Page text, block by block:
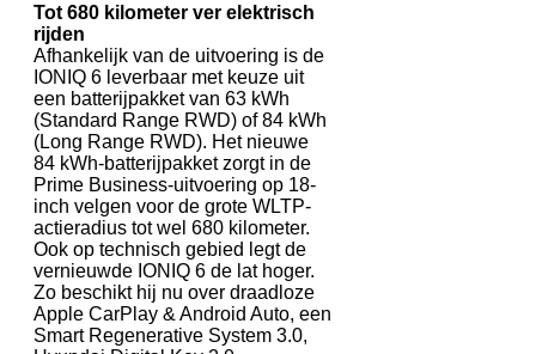
Tot 680 kilometer ver elektrisch
rijden
Afhankelijk van de uitvoering is de
IONIQ 6 leverbaar met keuze uit
een batterijpakket van 63 kWh
(Standard Range RWD) of 84 kWh
(Long Range RWD). Het nieuwe
84 kWh-batterijpakket zorgt in de
Prime Business-uitvoering op 18-
inch velgen voor de grote WLTP-
actieradius tot wel 680 kilometer.
Ook op technisch gebied legt de
vernieuwde IONIQ 6 de lat hoger.
Zo beschikt hij nu over draadloze
Apple CarPlay & Android Auto, een
Smart Regenerative System 3.0,